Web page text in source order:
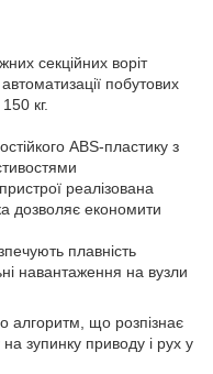
секційних воріт
побутових
кг.
АВЅ-пластику з
реалізована
дозволяє економити
плавність
навантаження на вузли
алгоритм, що розпізнає
зупинку приводу і рух у